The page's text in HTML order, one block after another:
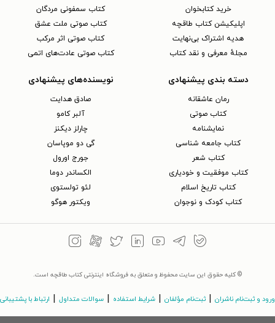
خرید کتابخوان
اپلیکیشن کتاب طاقچه
هدیه اشتراک بی‌نهایت
مجلهٔ معرفی و نقد کتاب
کتاب سمفونی مردگان
کتاب صوتی ملت عشق
کتاب صوتی اثر مرکب
کتاب صوتی عادت‌های اتمی
دسته بندی پیشنهادی
رمان عاشقانه
کتاب‌ صوتی
نمایشنامه
کتاب جامعه شناسی
کتاب شعر
کتاب موفقیت و خودیاری
کتاب تاریخ اسلام
کتاب کودک و نوجوان
نویسنده‌های پیشنهادی
صادق هدایت
آلبر کامو
چارلز دیکنز
گی دو موپاسان
جورج اورول
الکساندر دوما
لئو تولستوی
ویکتور هوگو
© کلیه حقوق این سایت محفوظ و متعلق به فروشگاه اینترنتی کتاب طاقچه است.
ورود و ثبت‌نام ناشران ثبت‌نام مؤلفان شرایط استفاده سوالات متداول ارتباط با پشتیبانی